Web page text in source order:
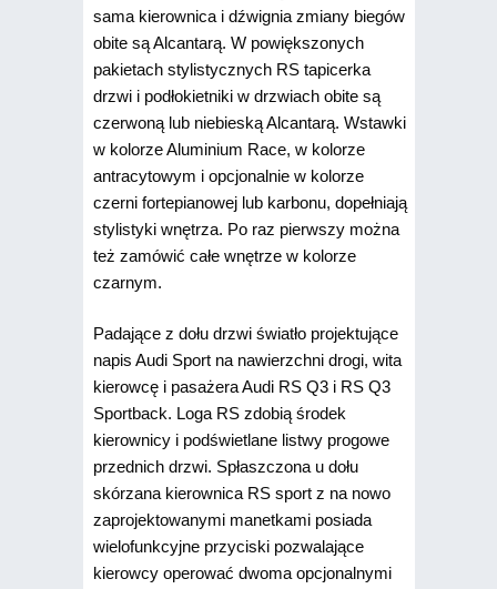
sama kierownica i dźwignia zmiany biegów
obite są Alcantarą. W powiększonych
pakietach stylistycznych RS tapicerka
drzwi i podłokietniki w drzwiach obite są
czerwoną lub niebieską Alcantarą. Wstawki
w kolorze Aluminium Race, w kolorze
antracytowym i opcjonalnie w kolorze
czerni fortepianowej lub karbonu, dopełniają
stylistyki wnętrza. Po raz pierwszy można
też zamówić całe wnętrze w kolorze
czarnym.
Padające z dołu drzwi światło projektujące
napis Audi Sport na nawierzchni drogi, wita
kierowcę i pasażera Audi RS Q3 i RS Q3
Sportback. Loga RS zdobią środek
kierownicy i podświetlane listwy progowe
przednich drzwi. Spłaszczona u dołu
skórzana kierownica RS sport z na nowo
zaprojektowanymi manetkami posiada
wielofunkcyjne przyciski pozwalające
kierowcy operować dwoma opcjonalnymi